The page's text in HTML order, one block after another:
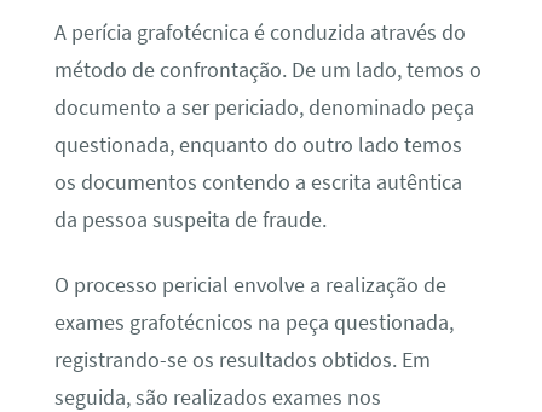
A perícia grafotécnica é conduzida através do
método de confrontação. De um lado, temos o
documento a ser periciado, denominado peça
questionada, enquanto do outro lado temos
os documentos contendo a escrita autêntica
da pessoa suspeita de fraude.
O processo pericial envolve a realização de
exames grafotécnicos na peça questionada,
registrando-se os resultados obtidos. Em
seguida, são realizados exames nos